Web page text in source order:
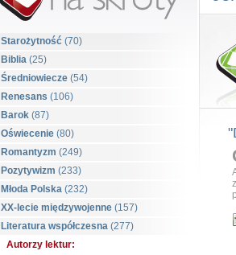
Starożytność (70)
Biblia (25)
Średniowiecze (54)
Renesans (106)
Barok (87)
Oświecenie (80)
Romantyzm (249)
Pozytywizm (233)
Młoda Polska (232)
XX-lecie międzywojenne (157)
Literatura współczesna (277)
Autorzy lektur: